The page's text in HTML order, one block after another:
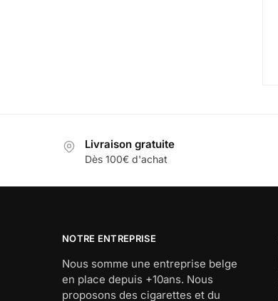
Livraison gratuite
Dès 100€ d'achat
NOTRE ENTREPRISE
Nous somme une entreprise belge
en place depuis +10ans. Nous
proposons des cigarettes et du